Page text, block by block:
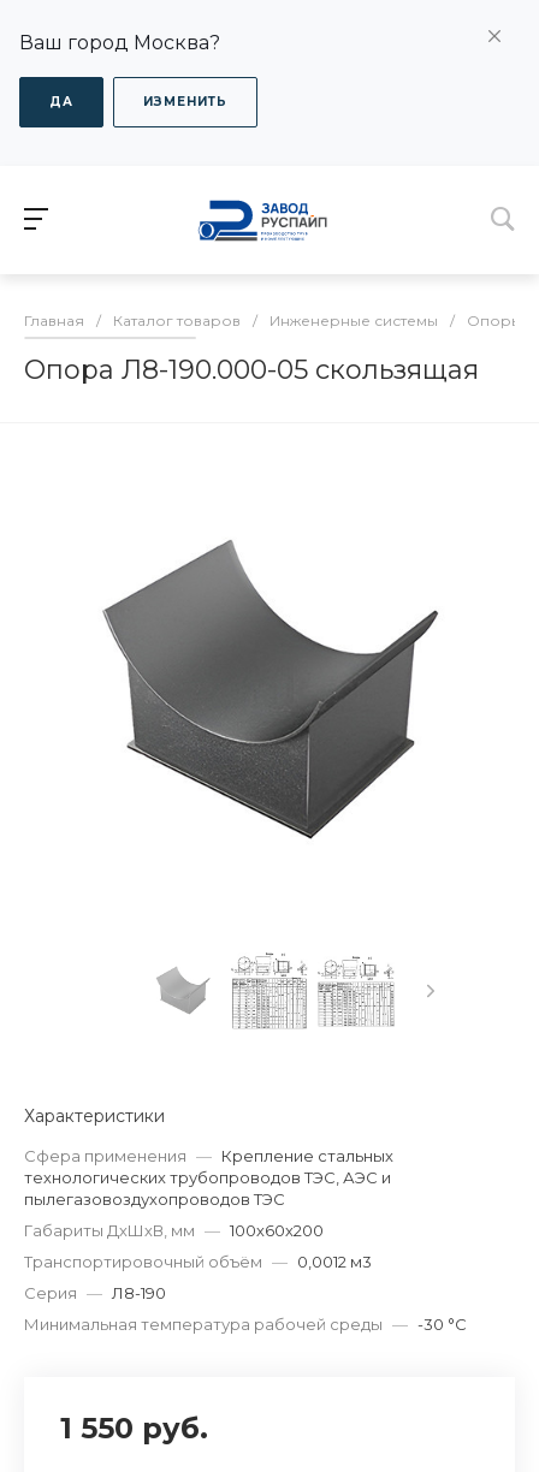
Ваш город Москва?
ДА ИЗМЕНИТЬ
Главная / Каталог товаров / Инженерные системы / Опоры
Опора Л8-190.000-05 скользящая
Характеристики
Сфера применения — Крепление стальных
технологических трубопроводов ТЭС, АЭС и
пылегазовоздухопроводов ТЭС
Габариты ДхШхВ, мм — 100х60х200
Транспортировочный объём — 0,0012 м3
Серия — Л8-190
Минимальная температура рабочей среды — -30 °С
1 550 руб.